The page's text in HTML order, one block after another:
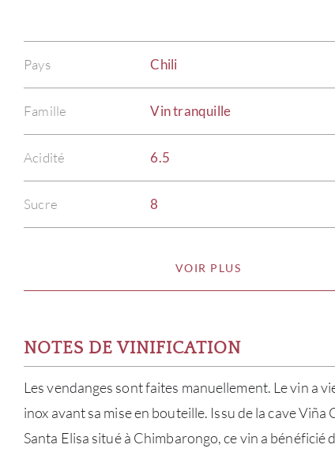
Pays Chili
Famille Vin tranquille
Acidité 6.5
Sucre 8
VOIR PLUS
NOTES DE VINIFICATION
Les vendanges sont faites manuellement. Le vin a
inox avant sa mise en bouteille. Issu de la cave Viña
Santa Elisa situé à Chimbarongo, ce vin a bénéficié